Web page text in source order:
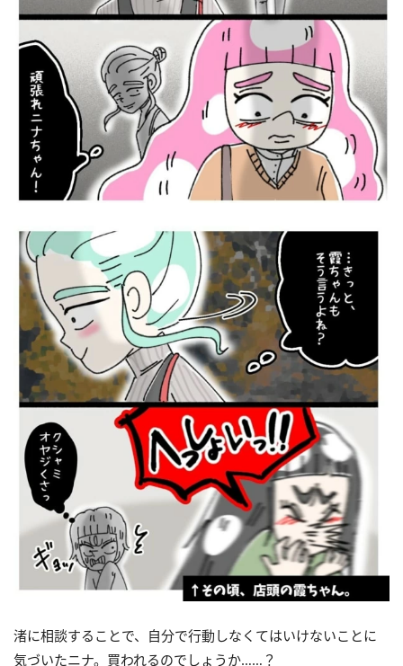
渚に相談することで、自分で行動しなくてはいけないことに
気づいたニナ。買われるのでしょうか……？